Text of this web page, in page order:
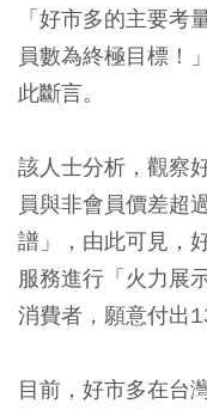
「好市多的主要考
員數為終極目標！
此斷言。
該人士分析，觀察
員與非會員價差超
譜」，由此可見，
服務進行「火力展
消費者，願意付出
目前，好市多在台